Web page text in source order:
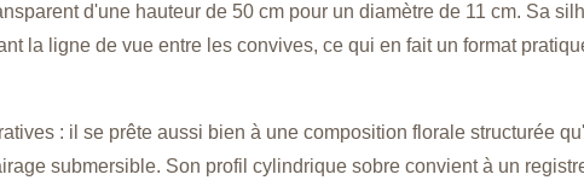
d'une hauteur de 50 cm pour un diamètre de 11 cm. Sa
la ligne de vue entre les convives, ce qui en fait un format
: il se prête aussi bien à une composition florale structurée
submersible. Son profil cylindrique sobre convient à un